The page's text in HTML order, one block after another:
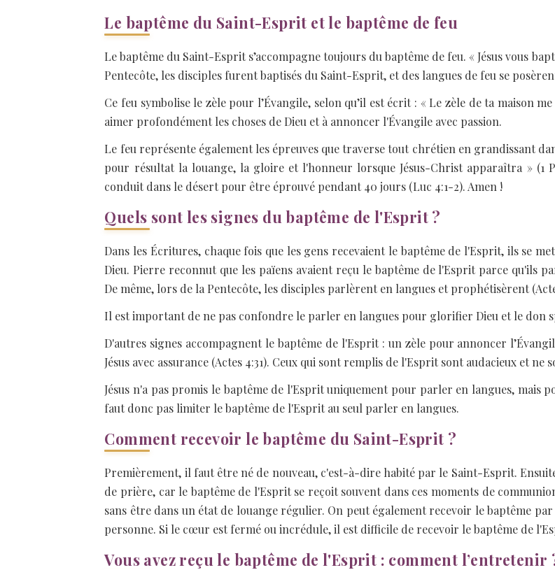
Le baptême du Saint-Esprit et le baptême de feu
Le baptême du Saint-Esprit s’accompagne toujours du baptême de feu. « Jésus vous
Pentecôte, les disciples furent baptisés du Saint-Esprit, et des langues de feu se
Ce feu symbolise le zèle pour l’Évangile, selon qu’il est écrit : « Le zèle de ta maison
aimer profondément les choses de Dieu et à annoncer l'Évangile avec passion.
Le feu représente également les épreuves que traverse tout chrétien en grandissant
pour résultat la louange, la gloire et l'honneur lorsque Jésus-Christ apparaîtra » (1
conduit dans le désert pour être éprouvé pendant 40 jours (Luc 4:1-2). Amen !
Quels sont les signes du baptême de l'Esprit ?
Dans les Écritures, chaque fois que les gens recevaient le baptême de l'Esprit, ils se
Dieu. Pierre reconnut que les païens avaient reçu le baptême de l'Esprit parce qu'ils
De même, lors de la Pentecôte, les disciples parlèrent en langues et prophétisèrent
Il est important de ne pas confondre le parler en langues pour glorifier Dieu et le don
D'autres signes accompagnent le baptême de l'Esprit : un zèle pour annoncer
Jésus avec assurance (Actes 4:31). Ceux qui sont remplis de l'Esprit sont audacieux et ne
Jésus n'a pas promis le baptême de l'Esprit uniquement pour parler en langues, mais
faut donc pas limiter le baptême de l'Esprit au seul parler en langues.
Comment recevoir le baptême du Saint-Esprit ?
Premièrement, il faut être né de nouveau, c'est-à-dire habité par le Saint-Esprit.
de prière, car le baptême de l'Esprit se reçoit souvent dans ces moments de
sans être dans un état de louange régulier. On peut également recevoir le baptême
personne. Si le cœur est fermé ou incrédule, il est difficile de recevoir le baptême de
Vous avez reçu le baptême de l'Esprit : comment l’entretenir